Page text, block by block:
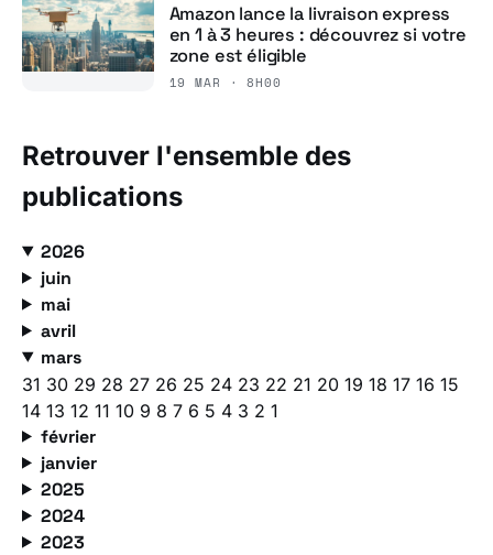
Amazon lance la livraison express
en 1 à 3 heures : découvrez si votre
zone est éligible
19 MAR · 8H00
Retrouver l'ensemble des
publications
2026
juin
mai
avril
mars
31 30 29 28 27 26 25 24 23 22 21 20 19 18 17 16 15
14 13 12 11 10 9 8 7 6 5 4 3 2 1
février
janvier
2025
2024
2023